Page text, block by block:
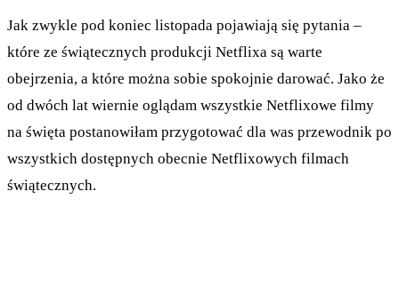
Jak zwykle pod koniec listopada pojawiają się pytania –
które ze świątecznych produkcji Netflixa są warte
obejrzenia, a które można sobie spokojnie darować. Jako że
od dwóch lat wiernie oglądam wszystkie Netflixowe filmy
na święta postanowiłam przygotować dla was przewodnik po
wszystkich dostępnych obecnie Netflixowych filmach
świątecznych.